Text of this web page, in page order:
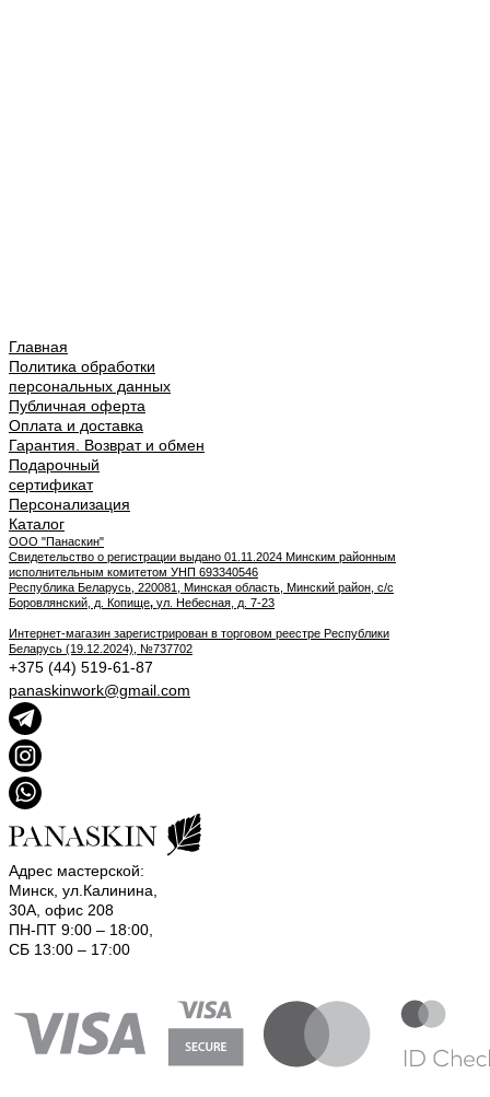
Главная
Политика обработки
персональных данных
Публичная оферта
Оплата и доставка
Гарантия. Возврат и обмен
Подарочный
сертификат
Персонализация
Каталог
ООО "Панаскин"
Свидетельство о регистрации выдано 01.11.2024 Минским районным
исполнительным комитетом УНП 693340546
Республика Беларусь, 220081, Минская область, Минский район, с/с
Боровлянский, д. Копище, ул. Небесная, д. 7-23
Интернет-магазин зарегистрирован в торговом реестре Республики
Беларусь (19.12.2024), №737702
+375 (44) 519-61-87
panaskinwork@gmail.com
Адрес мастерской:
Минск, ул.Калинина,
30А, офис 208
ПН-ПТ 9:00 – 18:00,
СБ 13:00 – 17:00